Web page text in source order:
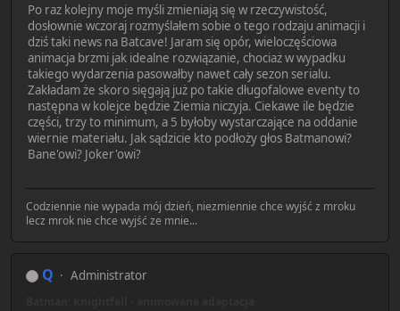
Po raz kolejny moje myśli zmieniają się w rzeczywistość,
dosłownie wczoraj rozmyślałem sobie o tego rodzaju animacji i
dziś taki news na Batcave! Jaram się opór, wieloczęściowa
animacja brzmi jak idealne rozwiązanie, chociaż w wypadku
takiego wydarzenia pasowałby nawet cały sezon serialu.
Zakładam że skoro sięgają już po takie długofalowe eventy to
następna w kolejce będzie Ziemia niczyja. Ciekawe ile będzie
części, trzy to minimum, a 5 byłoby wystarczające na oddanie
wiernie materiału. Jak sądzicie kto podłoży głos Batmanowi?
Bane'owi? Joker'owi?
Codziennie nie wypada mój dzień, niezmiennie chce wyjść z mroku
lecz mrok nie chce wyjść ze mnie...
Q Administrator